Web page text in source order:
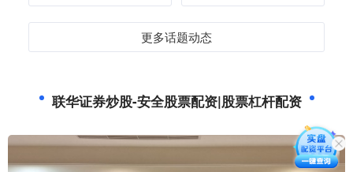
更多话题动态
联华证券炒股-安全股票配资|股票杠杆配资